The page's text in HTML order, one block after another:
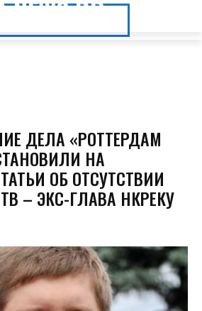
ДЕЛА «РОТТЕРДАМ
НА
ОБ ОТСУТСТВИИ
– ЭКС-ГЛАВА НКРЕКУ